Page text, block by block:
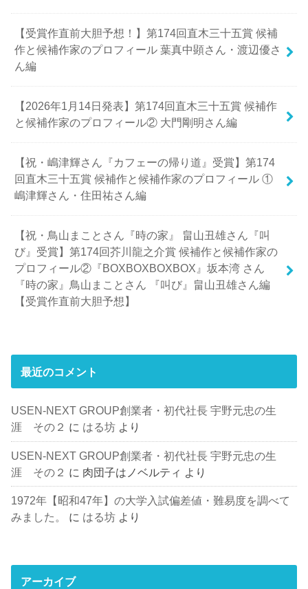
【受賞作直前大胆予想！】第174回直木三十五賞 候補
作と候補作家のプロフィール 葉真中顕さん・渡辺優さ
ん編
【2026年1月14日発表】第174回直木三十五賞 候補作
と候補作家のプロフィール② 大門剛明さん編
【祝・嶋津輝さん『カフェーの帰り道』受賞】第174
回直木三十五賞 候補作と候補作家のプロフィール ①
嶋津輝さん・住田祐さん編
【祝・鳥山まことさん『時の家』 畠山丑雄さん『叫
び』受賞】第174回芥川龍之介賞 候補作と候補作家の
プロフィール②『BOXBOXBOXBOX』坂本湾 さん
『時の家』鳥山まことさん 『叫び』畠山丑雄さん編
【受賞作直前大胆予想】
最近のコメント
USEN-NEXT GROUP創業者・初代社長 宇野元忠の生
涯 その２ に はる坊 より
USEN-NEXT GROUP創業者・初代社長 宇野元忠の生
涯 その２ に 肉団子はノベルティ より
1972年【昭和47年】の大学入試偏差値・難易度を調べて
みました。
に はる坊 より
アーカイブ